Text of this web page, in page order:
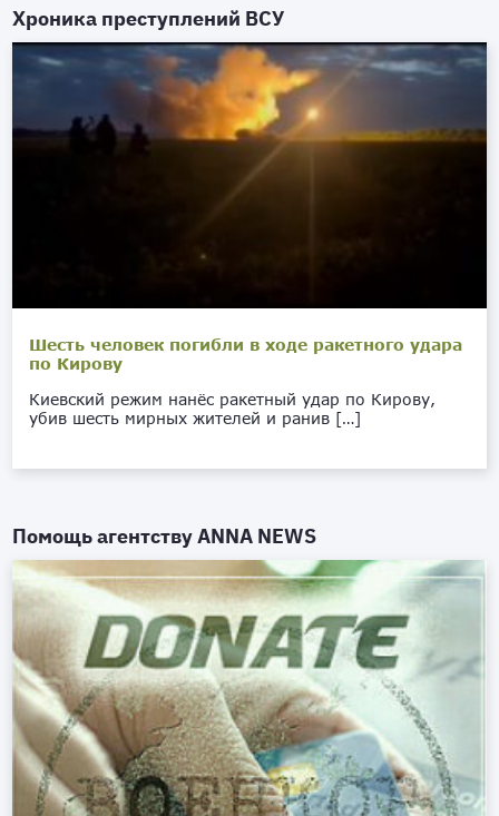
Хроника преступлений ВСУ
Шесть человек погибли в ходе ракетного удара
по Кирову
Киевский режим нанёс ракетный удар по Кирову,
убив шесть мирных жителей и ранив […]
Помощь агентствуANNA NEWS